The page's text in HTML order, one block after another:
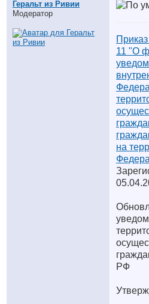
Геральт из Ривии
Модератор
11 "О
на
РФ